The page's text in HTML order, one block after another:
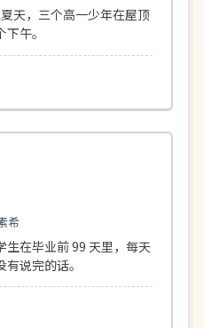
天，三个高一少年在屋顶
午。
108分钟
希
生在毕业前 99 天里，每天
说完的话。